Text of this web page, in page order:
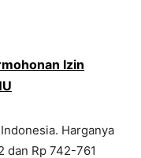
Izin
Harganya
dan Rp 742-761